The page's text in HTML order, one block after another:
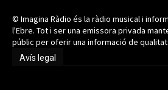
© Imagina Ràdio és la ràdio musical i
l'Ebre. Tot i ser una emissora privada
públic per oferir una informació de
Avís legal